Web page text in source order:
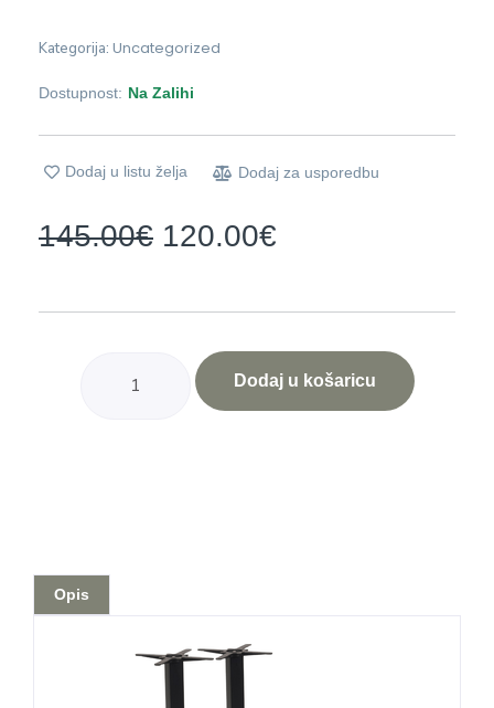
Kategorija: Uncategorized
Dostupnost: Na Zalihi
Dodaj u listu želja Dodaj za usporedbu
145.00€ 120.00€
Dodaj u košaricu
Opis